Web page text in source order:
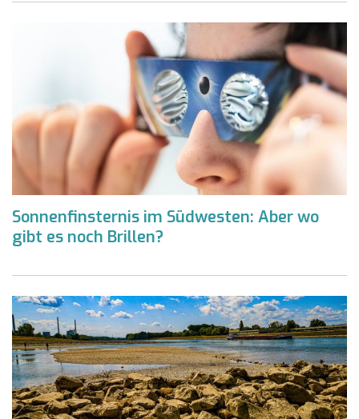
Sonnenfinsternis im Südwesten: Aber wo
gibt es noch Brillen?